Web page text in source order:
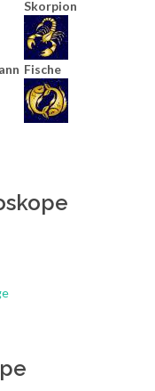
Skorpion
Fische